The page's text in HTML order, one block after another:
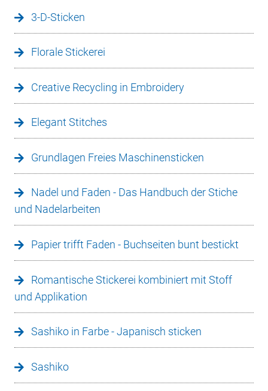
3-D-Sticken
Florale Stickerei
Creative Recycling in Embroidery
Elegant Stitches
Grundlagen Freies Maschinensticken
Nadel und Faden - Das Handbuch der Stiche
und Nadelarbeiten
Papier trifft Faden - Buchseiten bunt bestickt
Romantische Stickerei kombiniert mit Stoff
und Applikation
Sashiko in Farbe - Japanisch sticken
Sashiko